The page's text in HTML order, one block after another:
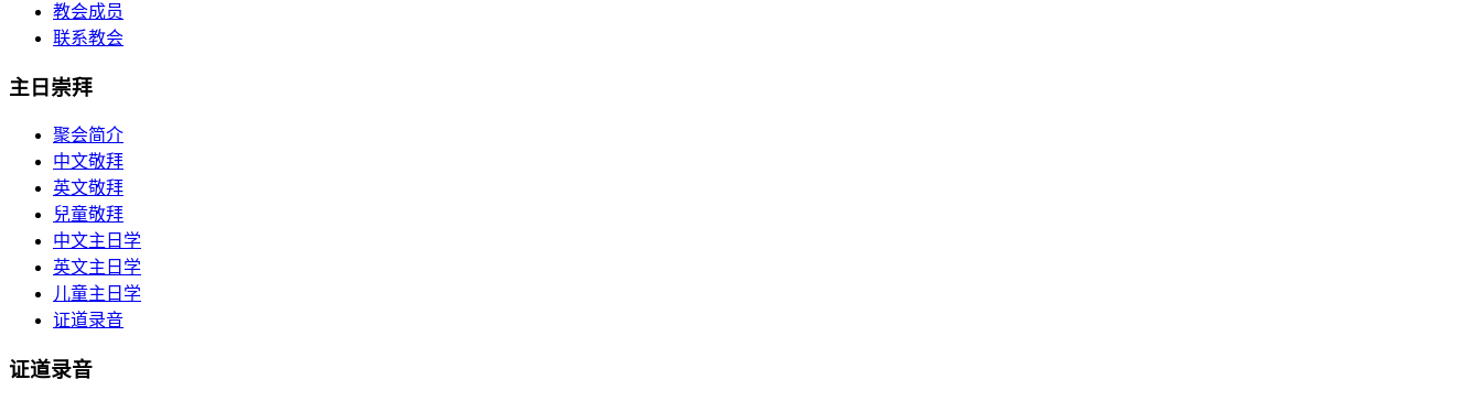
教会成员
联系教会
主日崇拜
聚会简介
中文敬拜
英文敬拜
兒童敬拜
中文主日学
英文主日学
儿童主日学
证道录音
证道录音